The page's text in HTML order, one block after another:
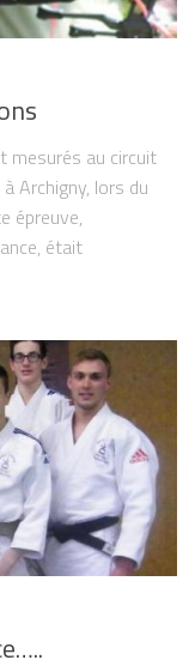
mesurés au circuit
à Archigny, lors du
épreuve,
était